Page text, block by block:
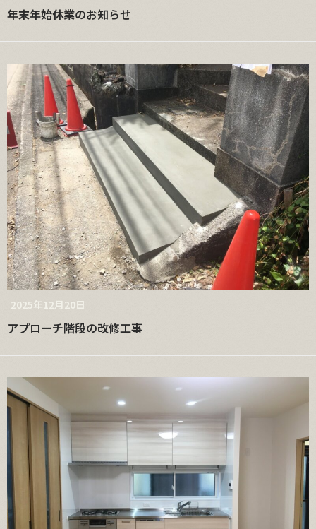
年末年始休業のお知らせ
2025年12月20日
アプローチ階段の改修工事